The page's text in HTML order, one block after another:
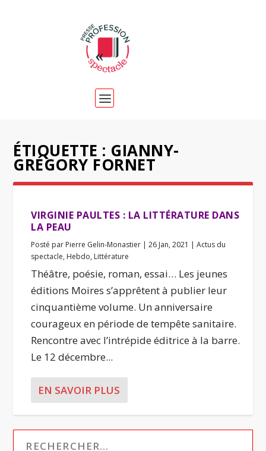
ÉTIQUETTE : GIANNY-
GRÉGORY FORNET
VIRGINIE PAULTES : LA LITTÉRATURE DANS
LA PEAU
Posté par Pierre Gelin-Monastier |26 Jan, 2021 |Actus du
spectacle, Hebdo, Littérature
Théâtre, poésie, roman, essai… Les jeunes
éditions Moires s’apprêtent à publier leur
cinquantième volume. Un anniversaire
courageux en période de tempête sanitaire.
Rencontre avec l’intrépide éditrice à la barre.
Le 12 décembre...
EN SAVOIR PLUS